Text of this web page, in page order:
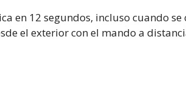
en 12 segundos, incluso cuando se
el exterior con el mando a